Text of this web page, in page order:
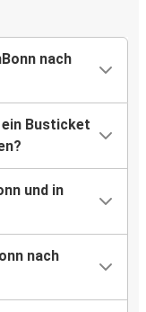
nach
Busticket
und in
nach